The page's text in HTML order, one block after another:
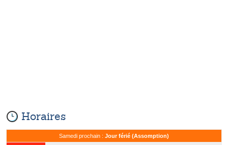
Horaires
Samedi prochain : Jour férié (Assomption)